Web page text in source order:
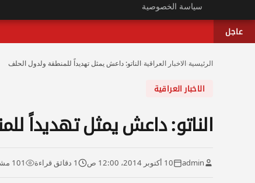
سياسة الخصوصية
عاجل
الرئيسية الاخبار العراقية الناتو: داعش يمثل تهديداً للمنطقة ولدول الحلف
الاخبار العراقية
الناتو: داعش يمثل تهديداً
admin 10 أكتوبر 2014، 12:00 ص 1 دقائق قراءة 101 مشاهدة